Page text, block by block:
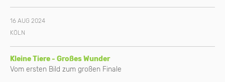
16 AUG 2024
KÖLN
Kleine Tiere - Großes Wunder
Vom ersten Bild zum großen Finale